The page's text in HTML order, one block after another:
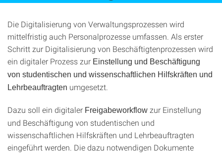
Die Digitalisierung von Verwaltungsprozessen wird
mittelfristig auch Personalprozesse umfassen. Als erster
Schritt zur Digitalisierung von Beschäftigtenprozessen wird
ein digitaler Prozess zur Einstellung und Beschäftigung
von studentischen und wissenschaftlichen Hilfskräften und
Lehrbeauftragten umgesetzt.
Dazu soll ein digitaler Freigabeworkflow zur Einstellung
und Beschäftigung von studentischen und
wissenschaftlichen Hilfskräften und Lehrbeauftragten
eingeführt werden. Die dazu notwendigen Dokumente